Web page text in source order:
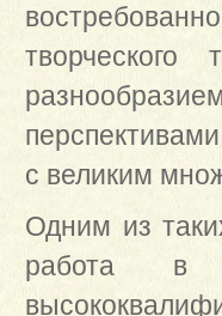
с великим
Одним из
работа в